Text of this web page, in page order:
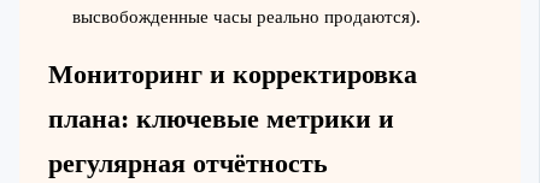
высвобожденные часы реально продаются).
Мониторинг и корректировка
плана: ключевые метрики и
регулярная отчётность